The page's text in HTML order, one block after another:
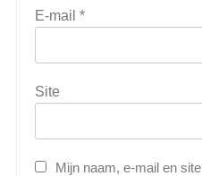
E-mail *
Site
Mijn naam, e-mail en